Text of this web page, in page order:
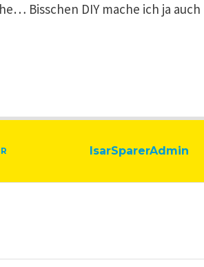
Bisschen DIY mache ich ja auch
IsarSparerAdmin